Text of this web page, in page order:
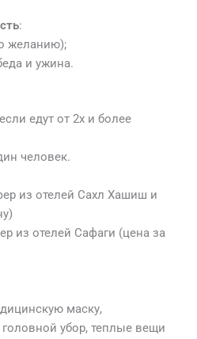
:
желанию);
и ужина.
едут от 2х и более
человек.
из отелей Сахл Хашиш и
из отелей Сафаги (цена за
маску,
убор, теплые вещи